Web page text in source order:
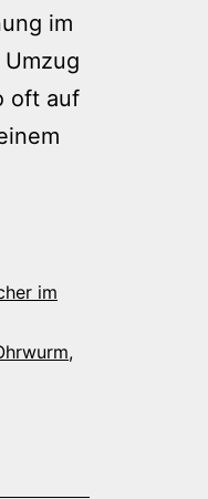
im
oft auf
im
,